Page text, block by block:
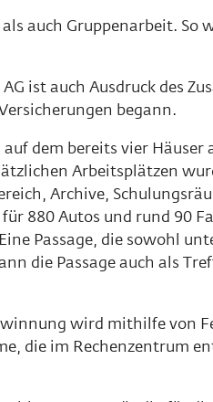
auch Gruppenarbeit. So
ist auch Ausdruck des
begann.
dem bereits vier Häuser
Arbeitsplätzen
Archive,
880 Autos und rund 90
Passage, die sowohl
die Passage auch als
wird mithilfe von
die im Rechenzentrum